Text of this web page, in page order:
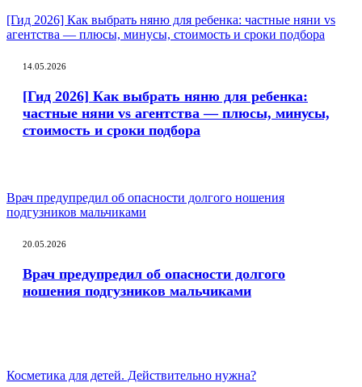
[Гид 2026] Как выбрать няню для ребенка: частные няни vs
агентства — плюсы, минусы, стоимость и сроки подбора
14.05.2026
[Гид 2026] Как выбрать няню для ребенка:
частные няни vs агентства — плюсы, минусы,
стоимость и сроки подбора
Врач предупредил об опасности долгого ношения
подгузников мальчиками
20.05.2026
Врач предупредил об опасности долгого
ношения подгузников мальчиками
Косметика для детей. Действительно нужна?